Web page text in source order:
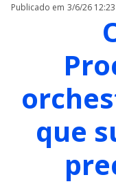
Publicado em 3/6/26
que